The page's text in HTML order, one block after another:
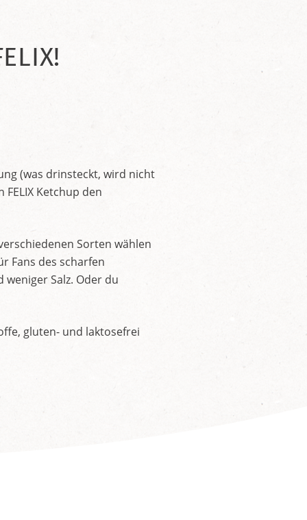
(was drinsteckt, wird nicht
Ketchup den
Sorten wählen
Fans des scharfen
Salz. Oder du
gluten- und laktosefrei